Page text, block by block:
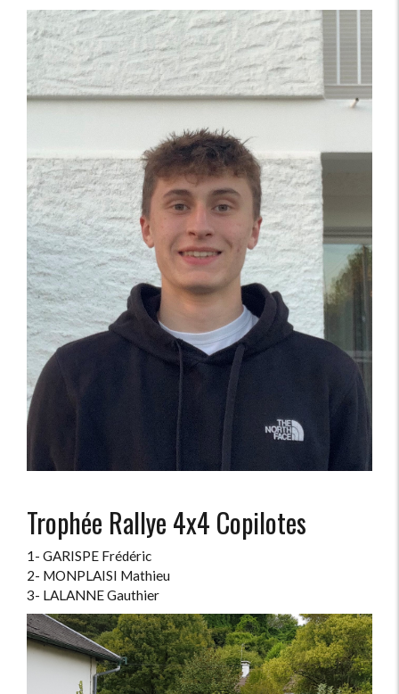
Trophée Rallye 4x4 Copilotes
1- GARISPE Frédéric
2- MONPLAISI Mathieu
3- LALANNE Gauthier